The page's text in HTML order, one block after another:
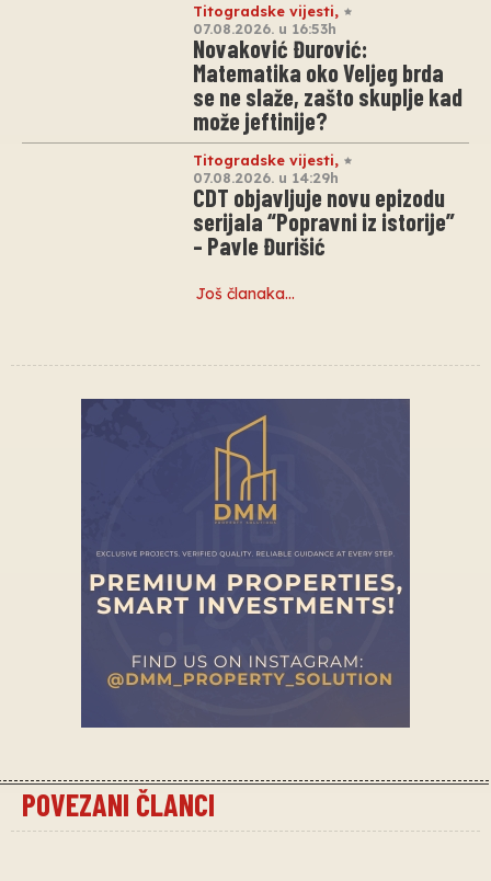
Titogradske vijesti,
07.08.2026. u 16:53h
Novaković Đurović:
Matematika oko Veljeg brda
se ne slaže, zašto skuplje kad
može jeftinije?
Titogradske vijesti,
07.08.2026. u 14:29h
CDT objavljuje novu epizodu
serijala “Popravni iz istorije”
– Pavle Đurišić
Još članaka…
POVEZANI ČLANCI